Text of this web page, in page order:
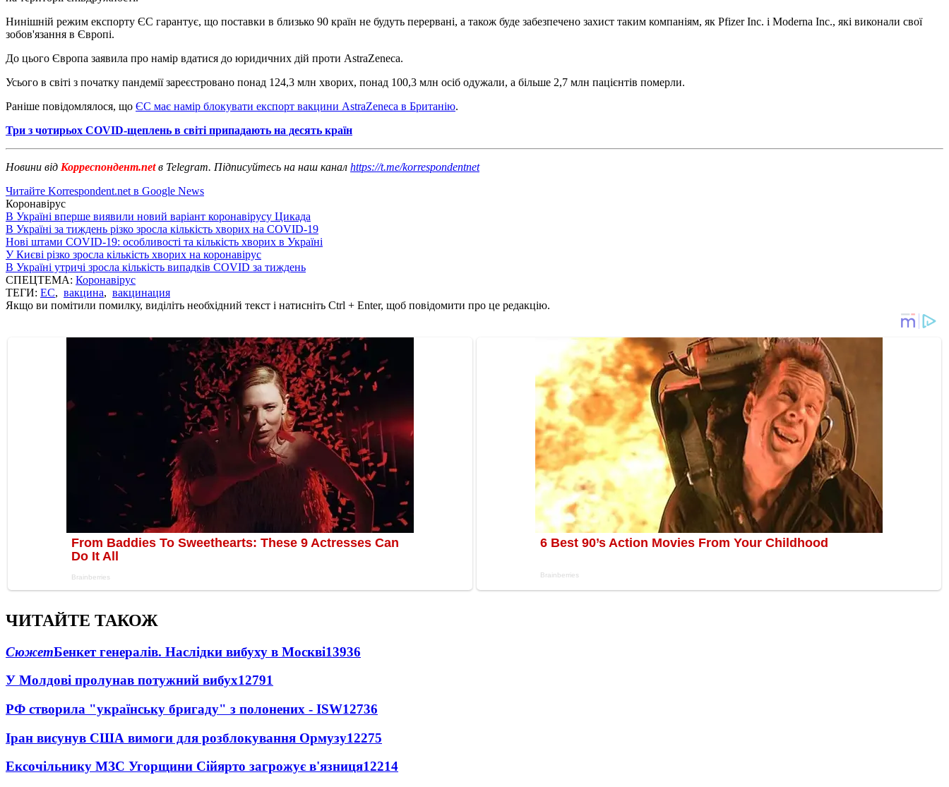
Нинішній режим експорту ЄС гарантує, що поставки в близько 90 країн не будуть перервані, а також буде забезпечено захист таким компаніям, як Pfizer Inc. і Moderna Inc., які виконали свої
зобов'язання в Європі.
До цього Європа заявила про намір вдатися до юридичних дій проти АstraZeneca.
Усього в світі з початку пандемії зареєстровано понад 124,3 млн хворих, понад 100,3 млн осіб одужали, а більше 2,7 млн ​​пацієнтів померли.
Раніше повідомлялося, що ЄС має намір блокувати експорт вакцини AstraZeneca в Британію.
Три з чотирьох COVID-щеплень в світі припадають на десять країн
Новини від Корреспондент.netв Telegram. Підписуйтесь на наш канал https://t.me/korrespondentnet
Читайте Korrespondent.net в Google News
Коронавірус
В Україні вперше виявили новий варіант коронавірусу Цикада
В Україні за тиждень різко зросла кількість хворих на COVID-19
Нові штами COVID-19: особливості та кількість хворих в Україні
У Києві різко зросла кількість хворих на коронавірус
В Україні утричі зросла кількість випадків COVID за тиждень
СПЕЦТЕМА: Коронавірус
ТЕГИ: ЕС, вакцина, вакцинация
Якщо ви помітили помилку, виділіть необхідний текст і натисніть Ctrl + Enter, щоб повідомити про це редакцію.
ЧИТАЙТЕ ТАКОЖ
СюжетБенкет генералів. Наслідки вибуху в Москві13936
У Молдові пролунав потужний вибух12791
РФ створила "українську бригаду" з полонених - ISW12736
Іран висунув США вимоги для розблокування Ормузу12275
Ексочільнику МЗС Угорщини Сійярто загрожує в'язниця12214